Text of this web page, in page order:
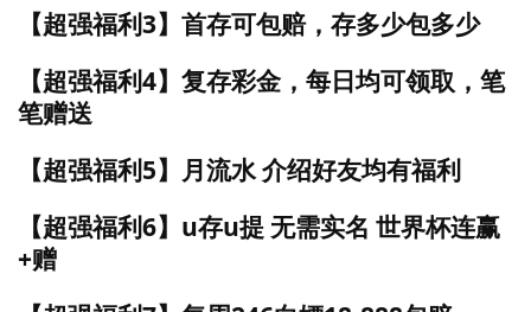
【超强福利3】首存可包赔，存多少包多少
【超强福利4】复存彩金，每日均可领取，笔
笔赠送
【超强福利5】月流水 介绍好友均有福利
【超强福利6】u存u提 无需实名 世界杯连赢
+赠